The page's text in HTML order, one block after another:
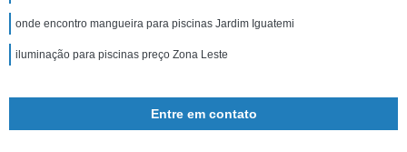
onde encontro mangueira para piscinas Jardim Iguatemi
iluminação para piscinas preço Zona Leste
Entre em contato